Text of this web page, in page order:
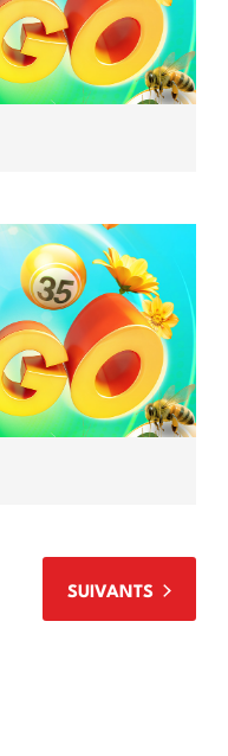
ÉVÈNEMENTS
SUIVANTS